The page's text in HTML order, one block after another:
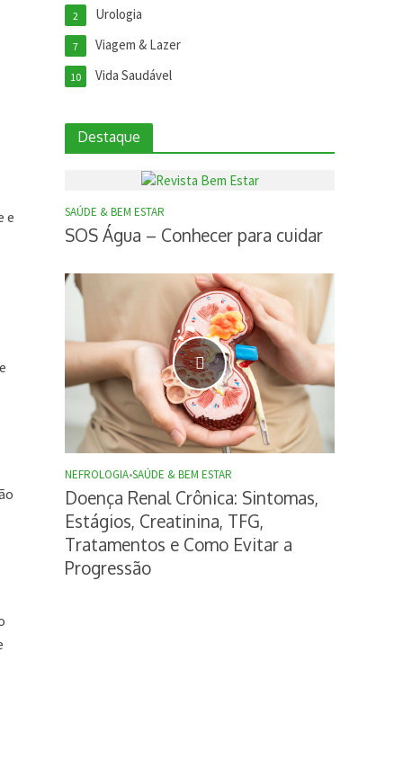
e
Urologia
2
Viagem & Lazer
7
Vida Saudável
10
Destaque
SAÚDE & BEM ESTAR
SOS Água – Conhecer para cuidar
NEFROLOGIA•SAÚDE & BEM ESTAR
Doença Renal Crônica: Sintomas,
Estágios, Creatinina, TFG,
Tratamentos e Como Evitar a
Progressão